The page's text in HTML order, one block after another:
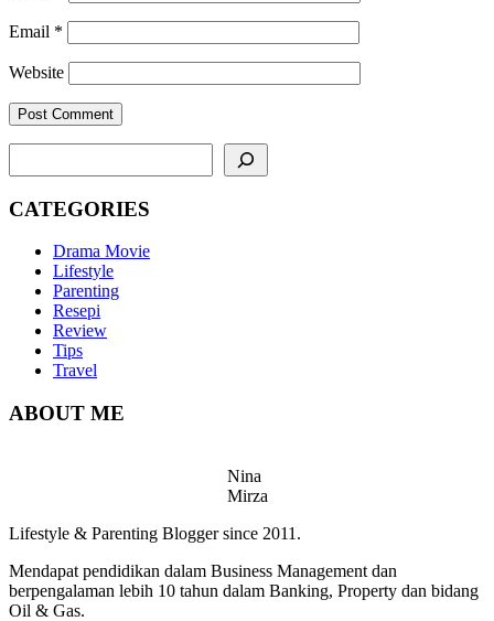
Email *
Website
CATEGORIES
Drama Movie
Lifestyle
Parenting
Resepi
Review
Tips
Travel
ABOUT ME
Nina
Mirza
Lifestyle & Parenting Blogger since 2011.
Mendapat pendidikan dalam Business Management dan
berpengalaman lebih 10 tahun dalam Banking, Property dan bidang
Oil & Gas.